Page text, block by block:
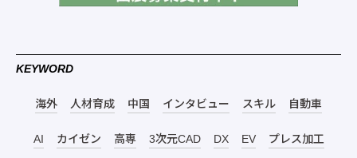
KEYWORD
海外 人材育成 中国 インタビュー スキル 自動車
AI カイゼン 高専 3次元CAD DX EV プレス加工